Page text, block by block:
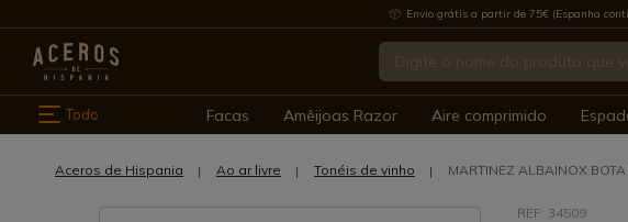
Envio grátis a partir de 75€ (Espanha
Todo Facas Amêijoas Razor Aire comprimido
Aceros de Hispania Ao ar livre Tonéis de vinho MARTINEZ ALBAINOX
REF: 34509